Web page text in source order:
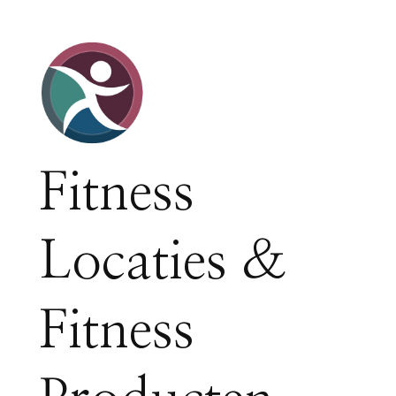
Fitness
Locaties &
Fitness